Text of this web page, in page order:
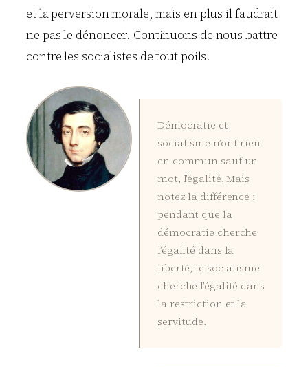
et la perversion morale, mais en plus il faudrait
ne pas le dénoncer. Continuons de nous battre
contre les socialistes de tout poils.
Démocratie et
socialisme n’ont rien
en commun sauf un
mot, l’égalité. Mais
notez la différence :
pendant que la
démocratie cherche
l’égalité dans la
liberté, le socialisme
cherche l’égalité dans
la restriction et la
servitude.